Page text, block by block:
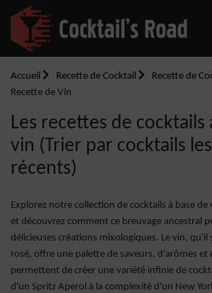
Accueil Recette de Cocktail
Recette de
Recette de Vin
Les recettes de cocktails
vin (Trier par cocktails
récents)
Explorez notre collection de cocktails à base de
et découvrez comment ce breuvage ancestral
délicieuses créations mixologiques. Le vin, qu'il
rosé, offre une palette de saveurs, d'arômes et
permettent de créer une variété infinie de
d'un Spritz Aperol à la complexité d'un New